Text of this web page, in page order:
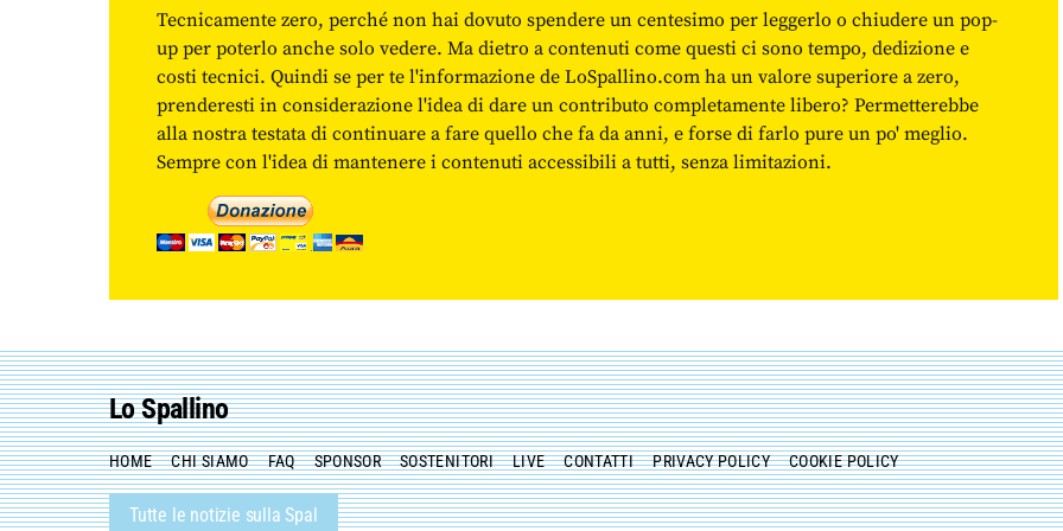
Tecnicamente zero, perché non hai dovuto spendere un centesimo per leggerlo o chiudere un pop-
up per poterlo anche solo vedere. Ma dietro a contenuti come questi ci sono tempo, dedizione e
costi tecnici. Quindi se per te l'informazione de LoSpallino.com ha un valore superiore a zero,
prenderesti in considerazione l'idea di dare un contributo completamente libero? Permetterebbe
alla nostra testata di continuare a fare quello che fa da anni, e forse di farlo pure un po' meglio.
Sempre con l'idea di mantenere i contenuti accessibili a tutti, senza limitazioni.
Lo Spallino
HOME CHI SIAMO FAQ SPONSOR SOSTENITORI LIVE CONTATTI PRIVACY POLICY COOKIE POLICY
Tutte le notizie sulla Spal